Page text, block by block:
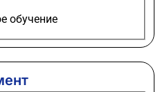
обучение